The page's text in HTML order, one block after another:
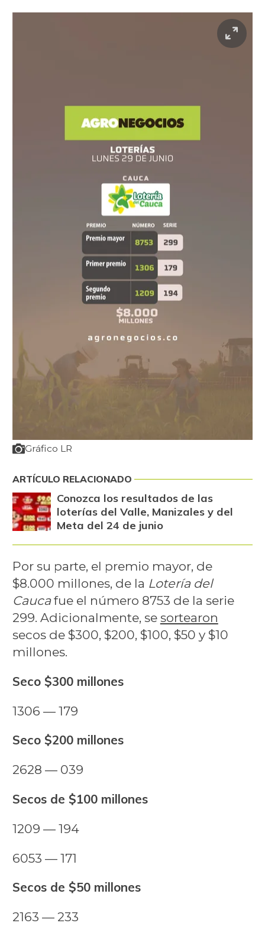
Gráfico LR
ARTÍCULO RELACIONADO
Conozca los resultados de las
loterías del Valle, Manizales y del
Meta del 24 de junio
Por su parte, el premio mayor, de
$8.000 millones, de la Lotería del
Caucafue el número 8753 de la serie
299. Adicionalmente, se sortearon
secos de $300, $200, $100, $50 y $10
millones.
Seco $300 millones
1306 — 179
Seco $200 millones
2628 — 039
Secos de $100 millones
1209 — 194
6053 — 171
Secos de $50 millones
2163 — 233